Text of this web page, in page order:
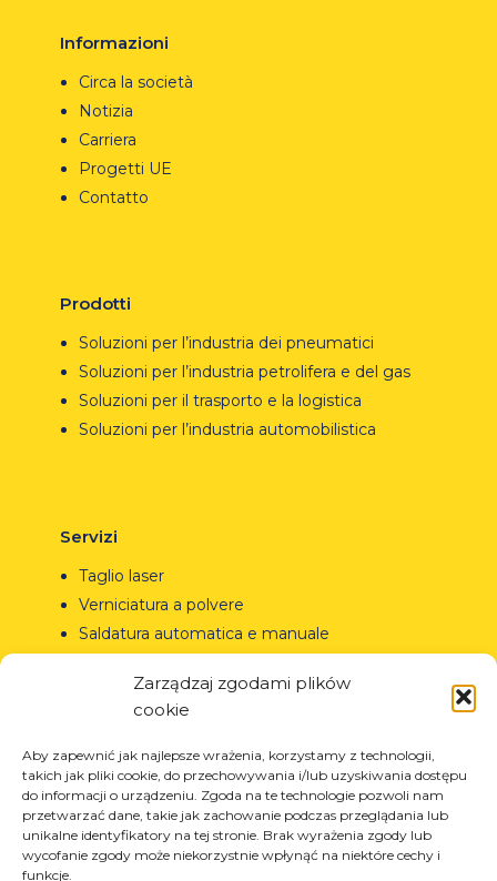
Zarządzaj zgodami plików
cookie
Aby zapewnić jak najlepsze wrażenia, korzystamy z technologii,
takich jak pliki cookie, do przechowywania i/lub uzyskiwania dostępu
do informacji o urządzeniu. Zgoda na te technologie pozwoli nam
przetwarzać dane, takie jak zachowanie podczas przeglądania lub
unikalne identyfikatory na tej stronie. Brak wyrażenia zgody lub
wycofanie zgody może niekorzystnie wpłynąć na niektóre cechy i
funkcje.
Informazioni
Circa la società
Notizia
Carriera
Progetti UE
Contatto
Prodotti
Soluzioni per l’industria dei pneumatici
Soluzioni per l’industria petrolifera e del gas
Soluzioni per il trasporto e la logistica
Soluzioni per l’industria automobilistica
Servizi
Taglio laser
Verniciatura a polvere
Saldatura automatica e manuale
Il marchio Arcom è protetto
dal certificato n. 290764
rilasciato dall’Ufficio Brevetti
della Repubblica di
Polonia.Tutti i diritti riservati.
REGON: 850412167, NIP:
PL868-10-14-503, KRS:
0000973495 wyst. przez Sąd
Rejonowy dla Krakowa-
Śródmieścia z dnia